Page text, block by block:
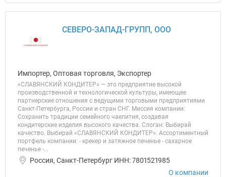
СЕВЕРО-ЗАПАД-ГРУПП, ООО
Импортер, Оптовая торговля, Экспортер
«СЛАВЯНСКИЙ КОНДИТЕР» — это предприятие высокой
производственной и технологической культуры, имеющее
партнерские отношения с ведущими торговыми предприятиями
Санкт-Петербурга, России и стран СНГ. Миссия компании:
Сохранить традиции семейного чаепития, создавая
кондитерские изделия высокого качества. Слоган: Выбирай
качество. Выбирай «СЛАВЯНСКИЙ КОНДИТЕР». Ассортиментный
портфель компании: - крекер и затяжное печенье - сахарное
печенье -...
Россия, Санкт-Петербург ИНН: 7801521985
О компании